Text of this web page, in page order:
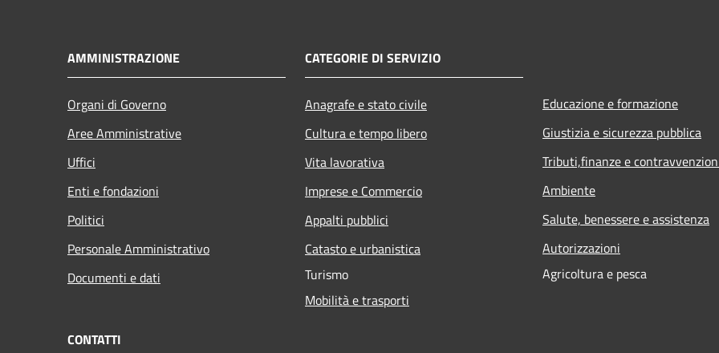
AMMINISTRAZIONE
Organi di Governo
Aree Amministrative
Uffici
Enti e fondazioni
Politici
Personale Amministrativo
Documenti e dati
CATEGORIE DI SERVIZIO
Anagrafe e stato civile
Cultura e tempo libero
Vita lavorativa
Imprese e Commercio
Appalti pubblici
Catasto e urbanistica
Turismo
Mobilità e trasporti
Educazione e formazione
Giustizia e sicurezza pubblica
Tributi,finanze e
Ambiente
Salute, benessere e assistenza
Autorizzazioni
Agricoltura e pesca
CONTATTI